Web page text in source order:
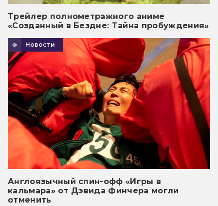
Трейлер полнометражного аниме
«Созданный в Бездне: Тайна пробуждения»
Новости
Англоязычный спин-офф «Игры в
кальмара» от Дэвида Финчера могли
отменить